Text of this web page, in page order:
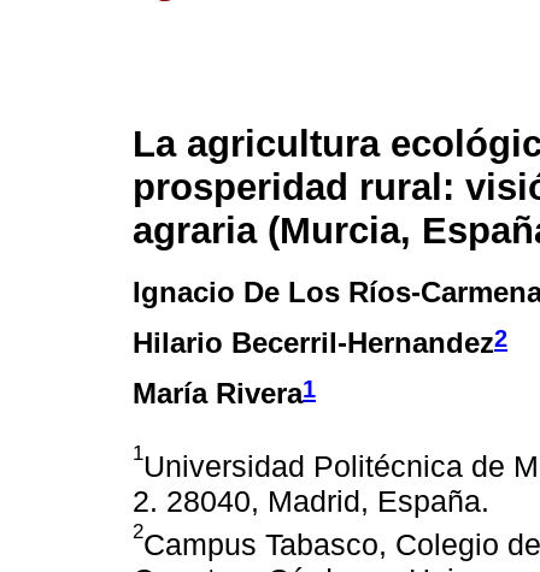
La agricultura
prosperidad rural:
agraria (Murcia,
Ignacio De Los Ríos-
Hilario Becerril-Hernandez2
María Rivera1
1Universidad Politécnica de
2. 28040, Madrid, España.
2Campus Tabasco, Colegio